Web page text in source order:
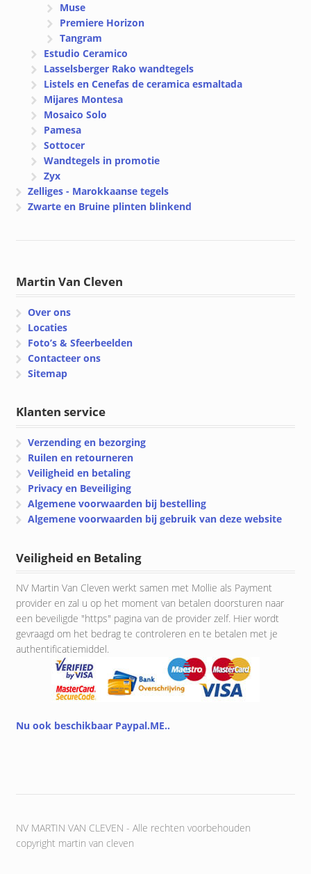
Muse
Premiere Horizon
Tangram
Estudio Ceramico
Lasselsberger Rako wandtegels
Listels en Cenefas de ceramica esmaltada
Mijares Montesa
Mosaico Solo
Pamesa
Sottocer
Wandtegels in promotie
Zyx
Zelliges - Marokkaanse tegels
Zwarte en Bruine plinten blinkend
Martin Van Cleven
Over ons
Locaties
Foto’s & Sfeerbeelden
Contacteer ons
Sitemap
Klanten service
Verzending en bezorging
Ruilen en retourneren
Veiligheid en betaling
Privacy en Beveiliging
Algemene voorwaarden bij bestelling
Algemene voorwaarden bij gebruik van deze website
Veiligheid en Betaling
NV Martin Van Cleven werkt samen met Mollie als Payment
provider en zal u op het moment van betalen doorsturen naar
een beveiligde "https" pagina van de provider zelf. Hier wordt
gevraagd om het bedrag te controleren en te betalen met je
authentificatiemiddel.
Nu ook beschikbaar Paypal.ME..
NV MARTIN VAN CLEVEN - Alle rechten voorbehouden
copyright martin van cleven